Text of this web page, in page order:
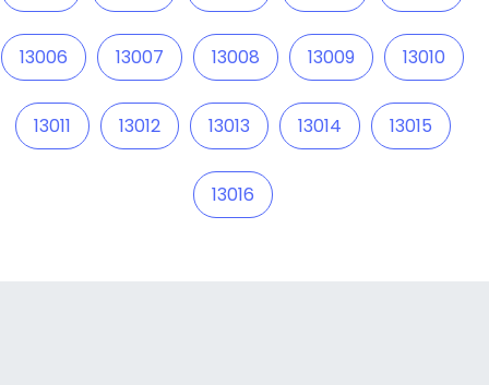
13006 13007 13008 13009 13010
13011 13012 13013 13014 13015
13016